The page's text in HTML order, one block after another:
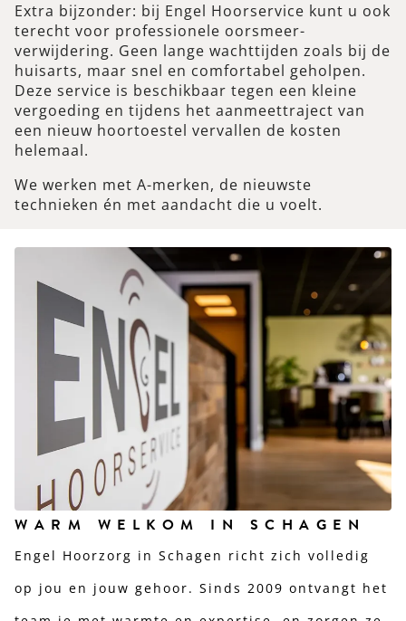
Extra bijzonder: bij Engel Hoorservice kunt u ook
terecht voor professionele oorsmeer-
verwijdering. Geen lange wachttijden zoals bij de
huisarts, maar snel en comfortabel geholpen.
Deze service is beschikbaar tegen een kleine
vergoeding en tijdens het aanmeettraject van
een nieuw hoortoestel vervallen de kosten
helemaal.
We werken met A-merken, de nieuwste
technieken én met aandacht die u voelt.
WARM WELKOM IN SCHAGEN
Engel Hoorzorg in Schagen richt zich volledig
op jou en jouw gehoor. Sinds 2009 ontvangt het